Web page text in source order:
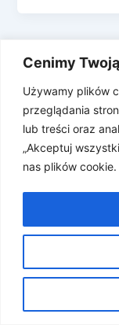
Cenimy
Używamy plików
przeglądania
lub treści oraz
„Akceptuj
nas plików cookie.
Prawa autorskie ©